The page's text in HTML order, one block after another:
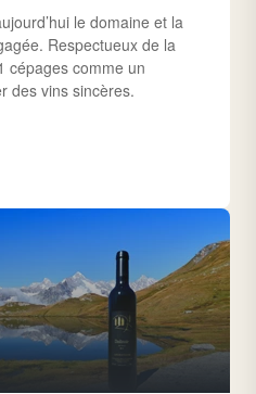
le domaine et la
Respectueux de la
cépages comme un
des vins sincères.